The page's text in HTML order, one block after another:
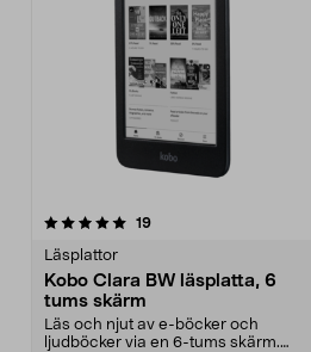
19recensioner
Läsplattor
Kobo Clara BW läsplatta, 6
tums skärm
Läs och njut av e-böcker och
ljudböcker via en 6-tums skärm.
4.5av 5 stjärnor